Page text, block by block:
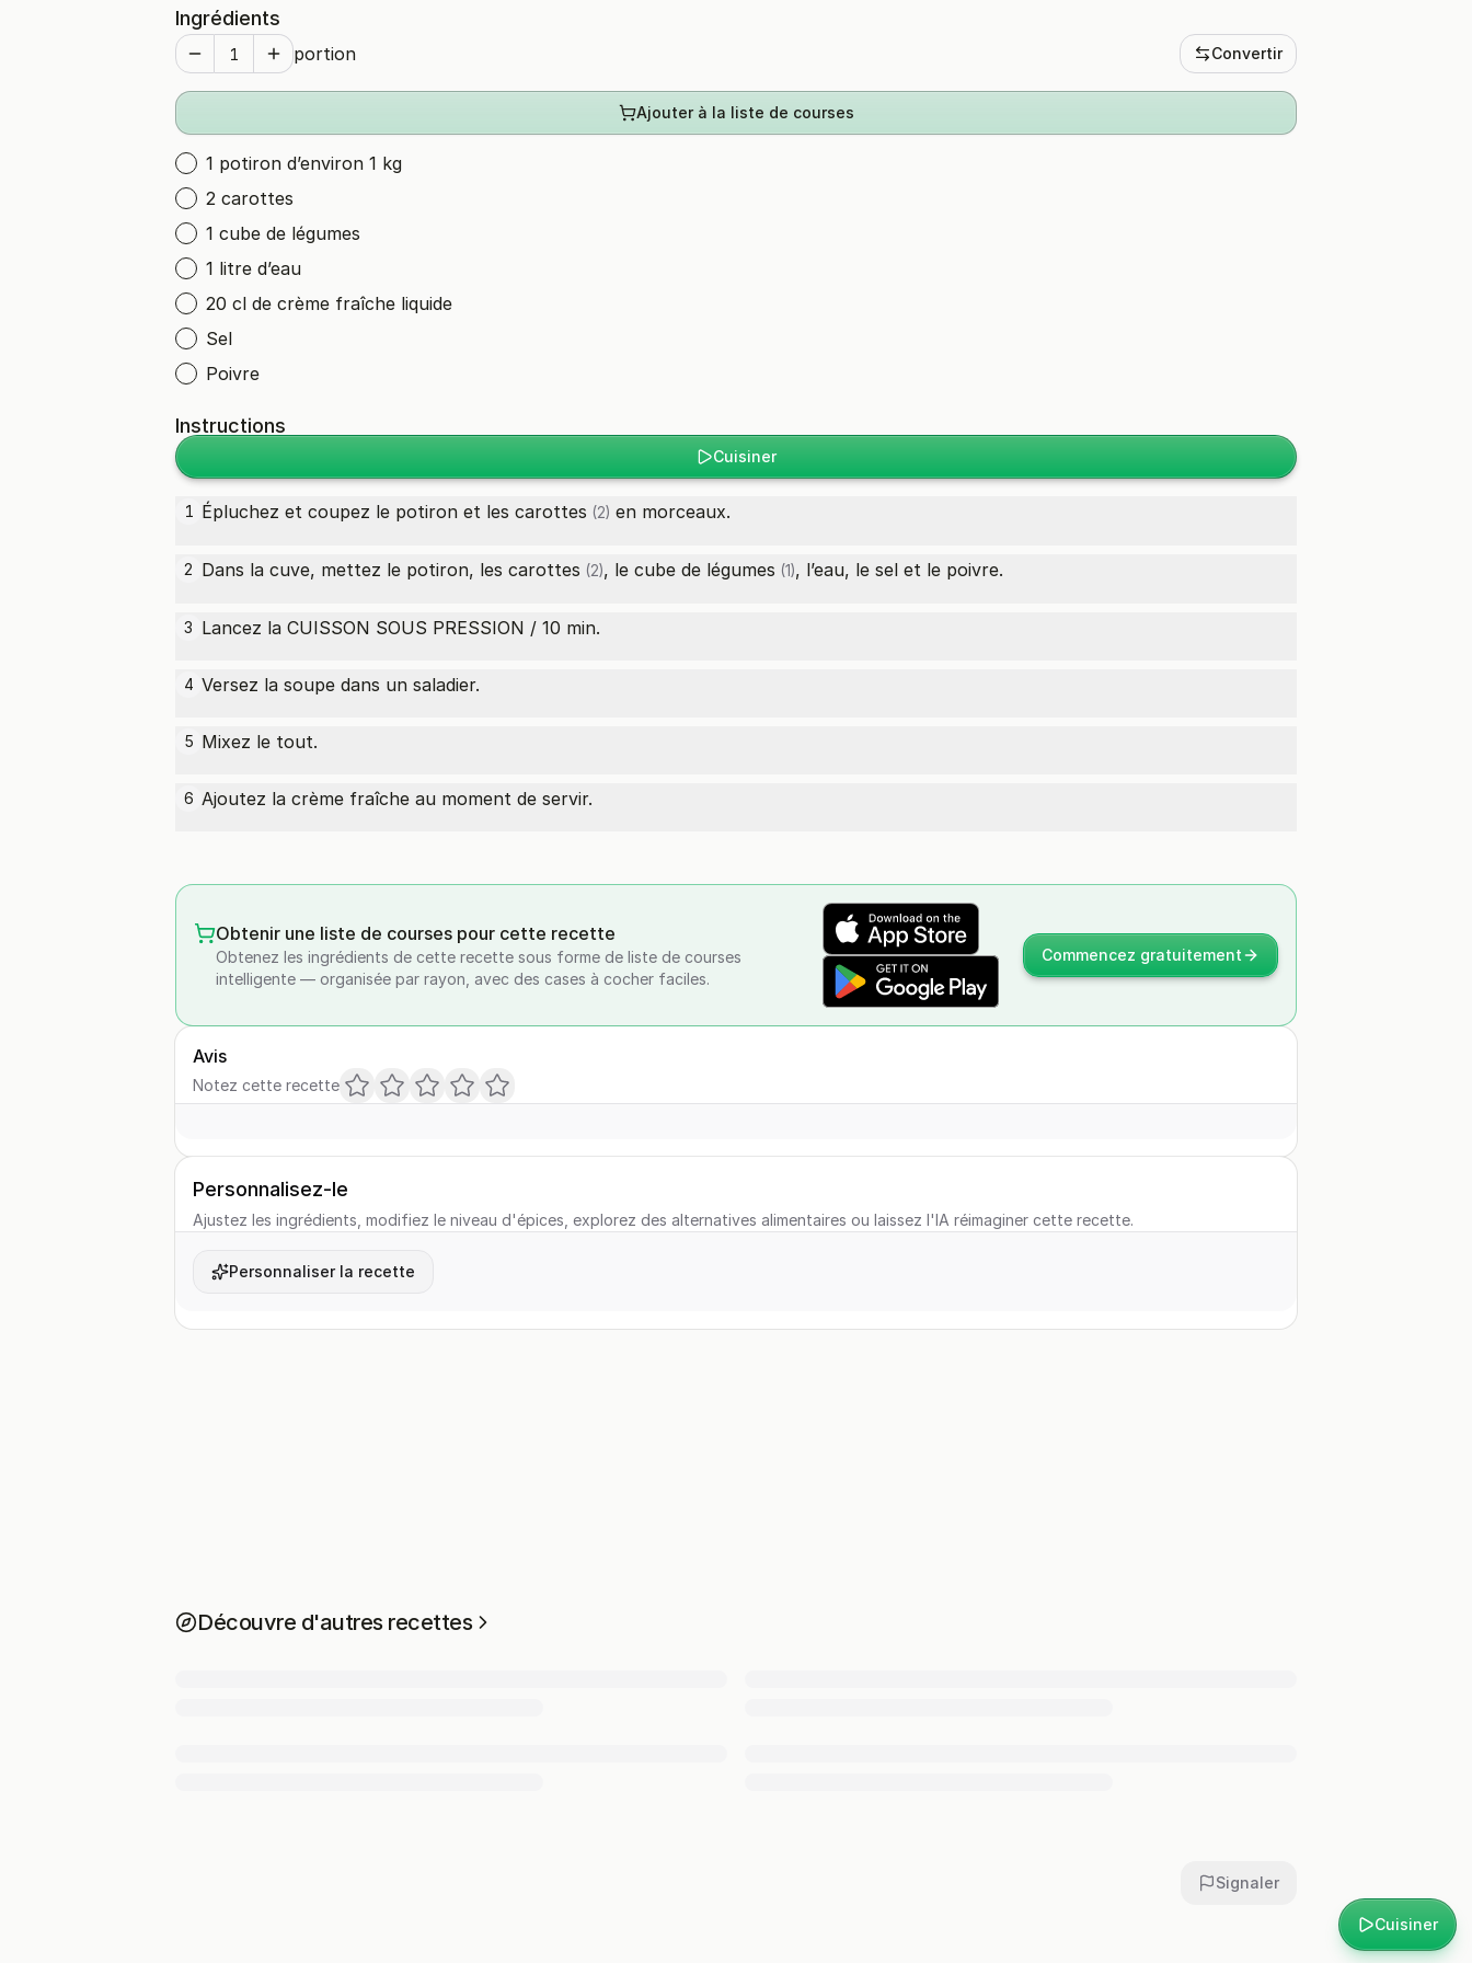
Ingrédients
portion Convertir
Ajouter à la liste de courses
1 potiron d’environ 1 kg
2 carottes
1 cube de légumes
1 litre d’eau
20 cl de crème fraîche liquide
Sel
Poivre
Instructions
Cuisiner
Cuisiner
1 Épluchez et coupez le potiron et les carottes (2) en morceaux.
2 Dans la cuve, mettez le potiron, les carottes (2), le cube de légumes (1), l’eau, le sel et le poivre.
3 Lancez la CUISSON SOUS PRESSION / 10 min.
4 Versez la soupe dans un saladier.
5 Mixez le tout.
6 Ajoutez la crème fraîche au moment de servir.
Obtenir une liste de courses pour cette recette
Obtenez les ingrédients de cette recette sous forme de liste de courses
intelligente — organisée par rayon, avec des cases à cocher faciles.
Commencez gratuitement
Avis
Notez cette recette
Personnalisez-le
Ajustez les ingrédients, modifiez le niveau d'épices, explorez des alternatives alimentaires ou laissez l'IA réimaginer cette recette.
Personnaliser la recette
Découvre d'autres recettes
Signaler